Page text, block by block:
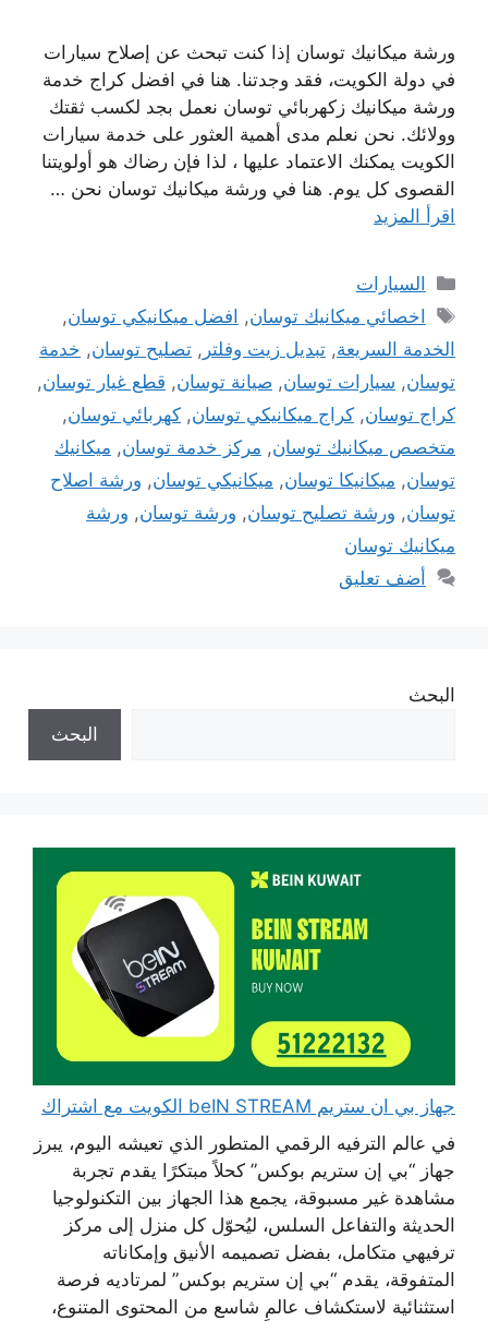
ورشة ميكانيك توسان إذا كنت تبحث عن إصلاح سيارات
في دولة الكويت، فقد وجدتنا. هنا في افضل كراج خدمة
ورشة ميكانيك زكهربائي توسان نعمل بجد لكسب ثقتك
وولائك. نحن نعلم مدى أهمية العثور على خدمة سيارات
الكويت يمكنك الاعتماد عليها ، لذا فإن رضاك ​​هو أولويتنا
القصوى كل يوم. هنا في ورشة ميكانيك توسان نحن …
اقرأ المزيد
التصنيفات
السيارات
الوسوم
اخصائي ميكانيك توسان, افضل ميكانيكي توسان,
الخدمة السريعة, تبديل زيت وفلتر , تصليح توسان, خدمة
توسان, سيارات توسان, صيانة توسان, قطع غيار توسان,
كراج توسان, كراج ميكانيكي توسان, كهربائي توسان,
متخصص ميكانيك توسان, مركز خدمة توسان, ميكانيك
توسان, ميكانيكا توسان, ميكانيكي توسان, ورشة اصلاح
توسان, ورشة تصليح توسان, ورشة توسان, ورشة
ميكانيك توسان
أضف تعليق
البحث
البحث
جهاز بي ان ستريم beIN STREAM الكويت مع اشتراك
في عالم الترفيه الرقمي المتطور الذي تعيشه اليوم، يبرز
جهاز “بي إن ستريم بوكس” كحلاً مبتكرًا يقدم تجربة
مشاهدة غير مسبوقة، يجمع هذا الجهاز بين التكنولوجيا
الحديثة والتفاعل السلس، ليُحوّل كل منزل إلى مركز
ترفيهي متكامل، بفضل تصميمه الأنيق وإمكاناته
المتفوقة، يقدم “بي إن ستريم بوكس” لمرتاديه فرصة
استثنائية لاستكشاف عالمٍ شاسع من المحتوى المتنوع،